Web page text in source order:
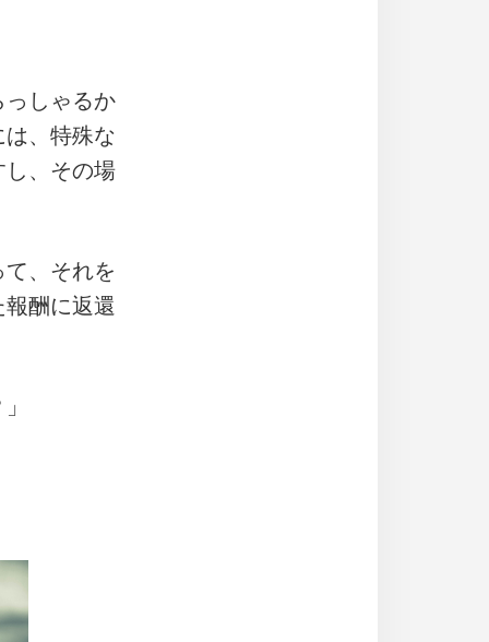
っしゃるか
は、特殊な
し、その場
、それを
酬に返還